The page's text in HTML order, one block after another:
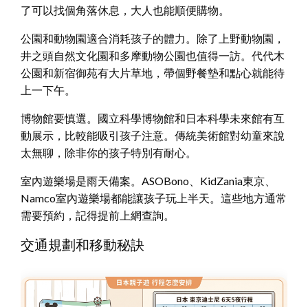
了可以找個角落休息，大人也能順便購物。
公園和動物園適合消耗孩子的體力。除了上野動物園，
井之頭自然文化園和多摩動物公園也值得一訪。代代木
公園和新宿御苑有大片草地，帶個野餐墊和點心就能待
上一下午。
博物館要慎選。國立科學博物館和日本科學未來館有互
動展示，比較能吸引孩子注意。傳統美術館對幼童來說
太無聊，除非你的孩子特別有耐心。
室內遊樂場是雨天備案。ASOBono、KidZania東京、
Namco室內遊樂場都能讓孩子玩上半天。這些地方通常
需要預約，記得提前上網查詢。
交通規劃和移動秘訣